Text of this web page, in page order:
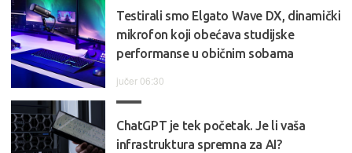
Testirali smo Elgato Wave DX, dinamički
mikrofon koji obećava studijske
performanse u običnim sobama
jučer 06:30
ChatGPT je tek početak. Je li vaša
infrastruktura spremna za AI?